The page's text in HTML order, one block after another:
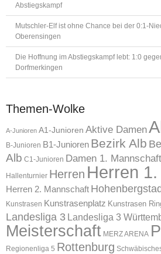
Abstiegskampf
Mutschler-Elf ist ohne Chance bei der 0:1-
Oberensingen
Die Hoffnung im Abstiegskampf lebt: 1:0
Dorfmerkingen
Themen-Wolke
A-Junioren A1-Junioren Aktive Damen
B-Junioren B1-Junioren Bezirk Alb
Alb C1-Junioren Damen 1. Mannschaft
Hallenturnier Herren Herren
Herren 2. Mannschaft
Kunstrasen Kunstrasenplatz Kunstrasen
Landesliga 3 Landesliga 3
Meisterschaft MERZ ARENA
Regionenliga 5 Rottenburg